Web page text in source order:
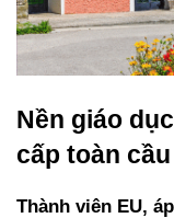
Nền giáo
cấp toàn cầu
Thành viên EU,